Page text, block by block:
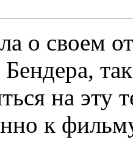
о своем
на эту
к